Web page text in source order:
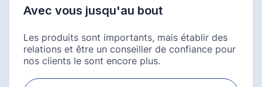
Avec vous jusqu'au bout
Les produits sont importants, mais établir des
relations et être un conseiller de confiance pour
nos clients le sont encore plus.